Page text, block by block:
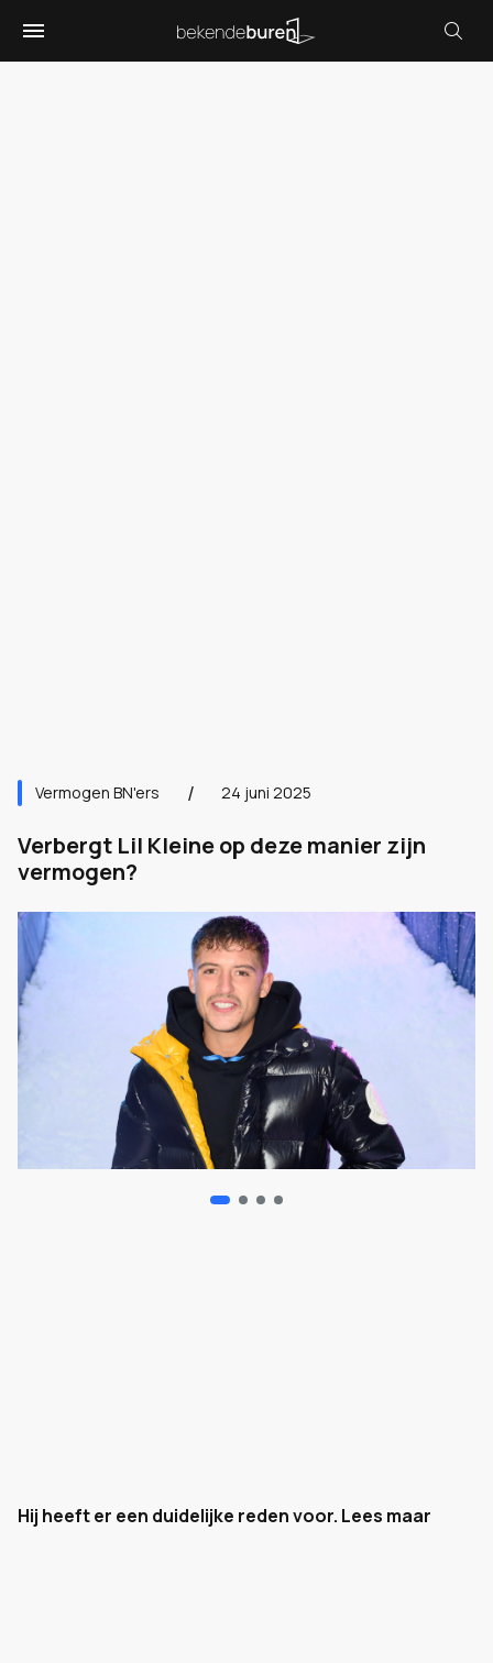
Vermogen BN'ers 24 juni 2025
Verbergt Lil Kleine op deze manier zijn
vermogen?
Hij heeft er een duidelijke reden voor. Lees maar